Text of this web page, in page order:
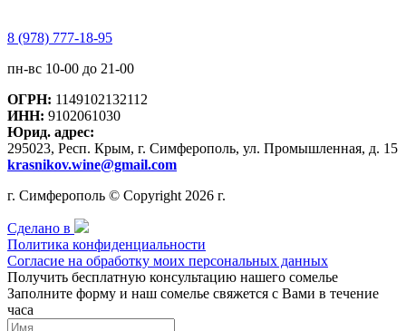
8 (978) 777-18-95
пн-вс 10-00 до 21-00
ОГРН: 1149102132112
ИНН: 9102061030
Юрид. адрес:
295023, Респ. Крым, г. Симферополь, ул. Промышленная, д. 15
krasnikov.wine@gmail.com
г. Симферополь © Copyright 2026 г.
Сделано в
Политика конфиденциальности
Согласие на обработку моих персональных данных
Получить бесплатную консультацию нашего сомелье
Заполните форму и наш сомелье свяжется с Вами в течение
часа